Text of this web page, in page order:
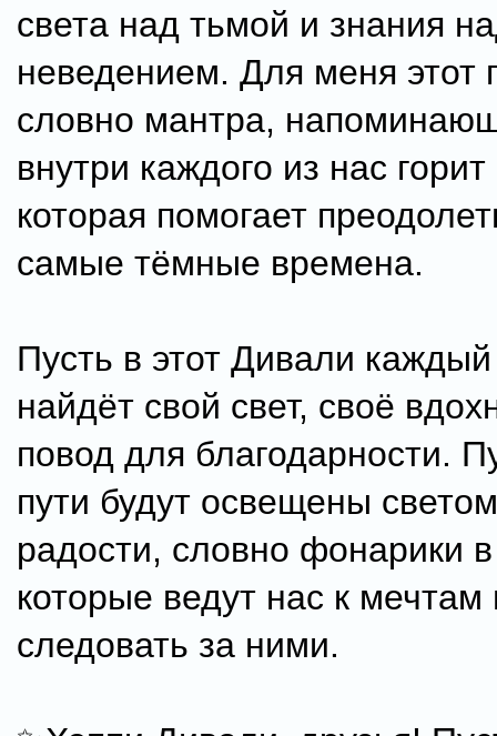
света над тьмой и знания
неведением. Для меня этот
словно мантра,
внутри каждого из нас горит
которая помогает
самые тёмные времена.
Пусть в этот Дивали
найдёт свой свет, своё
повод для благодарности.
пути будут освещены
радости, словно фонарики
которые ведут нас к мечтам
следовать за ними.